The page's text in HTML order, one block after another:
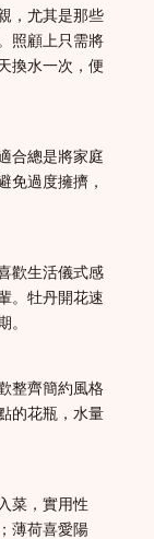
，尤其是那些
照顧上只需將
換水一次，便
合總是將家庭
免過度擁擠，
歡生活儀式感
。牡丹開花速
。
整齊簡約風格
的花瓶，水量
菜，實用性
薄荷喜愛陽